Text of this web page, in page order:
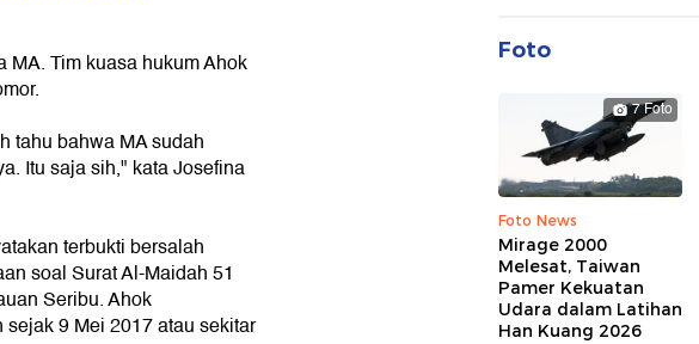
MA. Tim kuasa hukum Ahok
tahu bahwa MA sudah
Itu saja sih," kata Josefina
terbukti bersalah
soal Surat Al-Maidah 51
Seribu. Ahok
9 Mei 2017 atau sekitar
Foto
7 Foto
Foto News
Mirage 2000
Melesat, Taiwan
Pamer Kekuatan
Udara dalam Latihan
Han Kuang 2026